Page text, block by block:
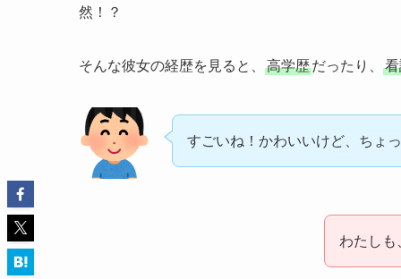
然！？
そんな彼女の経歴を見ると、 高学歴だったり、
すごいね！かわいいけど、ちょ
わたしも